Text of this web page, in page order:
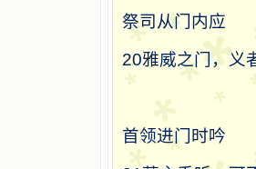
祭司从门内应
20雅威之门，义
首领进门时吟